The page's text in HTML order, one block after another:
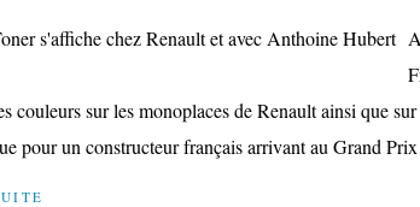
couleurs sur les monoplaces de Renault ainsi que
pour un constructeur français arrivant au Grand